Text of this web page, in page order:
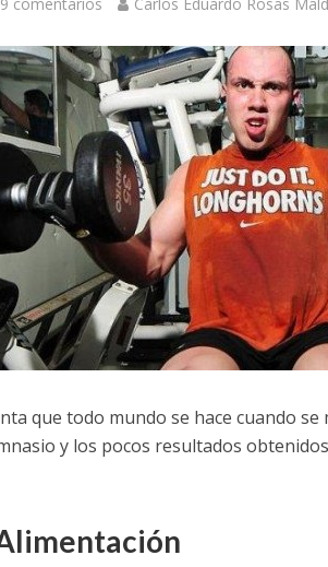
que todo mundo se hace cuando
y los pocos resultados